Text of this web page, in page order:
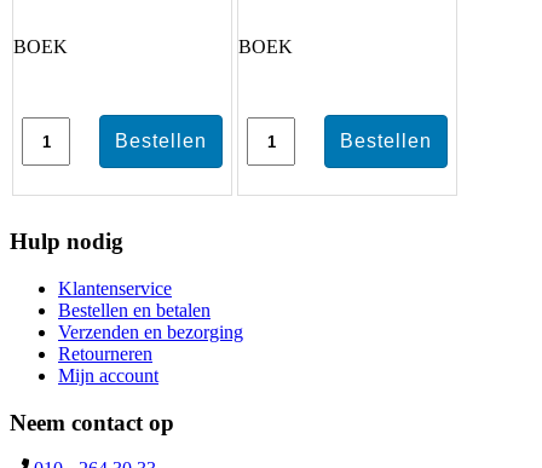
BOEK BOEK
Hulp nodig
Klantenservice
Bestellen en betalen
Verzenden en bezorging
Retourneren
Mijn account
Neem contact op